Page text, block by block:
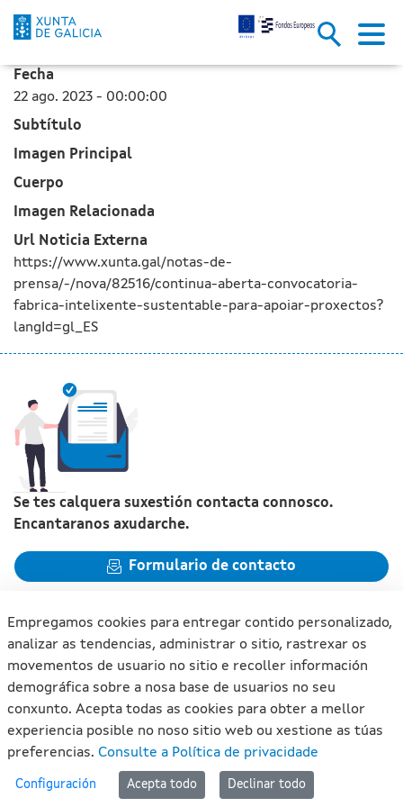
Continua aberta a
Skip to Main Content
Fecha
22 ago. 2023 - 00:00:00
Subtítulo
Imagen Principal
Cuerpo
Imagen Relacionada
Url Noticia Externa
https://www.xunta.gal/notas-de-
prensa/-/nova/82516/continua-aberta-convocatoria-
fabrica-intelixente-sustentable-para-apoiar-proxectos?
langId=gl_ES
Se tes calquera suxestión contacta connosco.
Encantaranos axudarche.
Formulario de contacto
Xunta de Galicia. Información mantida e publicada na internet
pola Xunta de Galicia
Atención á cidadanía
Accesibilidade
Empregamos cookies para entregar contido personalizado,
analizar as tendencias, administrar o sitio, rastrexar os
movementos de usuario no sitio e recoller información
demográfica sobre a nosa base de usuarios no seu
conxunto. Acepta todas as cookies para obter a mellor
experiencia posible no noso sitio web ou xestione as túas
preferencias. Consulte a Política de privacidade
Configuración Acepta todo Declinar todo